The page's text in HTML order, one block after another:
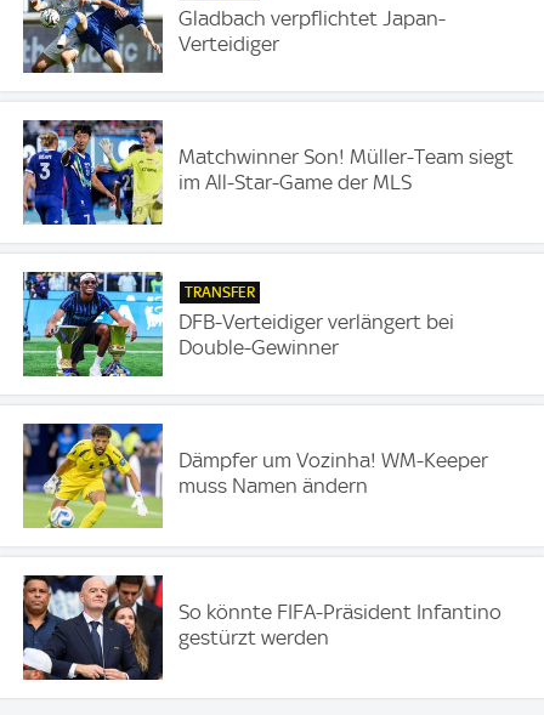
Gladbach verpflichtet Japan-
Verteidiger
Matchwinner Son! Müller-Team siegt
im All-Star-Game der MLS
TRANSFER
DFB-Verteidiger verlängert bei
Double-Gewinner
Dämpfer um Vozinha! WM-Keeper
muss Namen ändern
So könnte FIFA-Präsident Infantino
gestürzt werden